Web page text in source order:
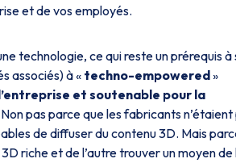
et de vos employés.
technologie, ce qui reste un prérequis à
associés) à « techno-empowered»
et soutenable pour la
pas parce que les fabricants n’étaient
de diffuser du contenu 3D. Mais
riche et de l’autre trouver un moyen de